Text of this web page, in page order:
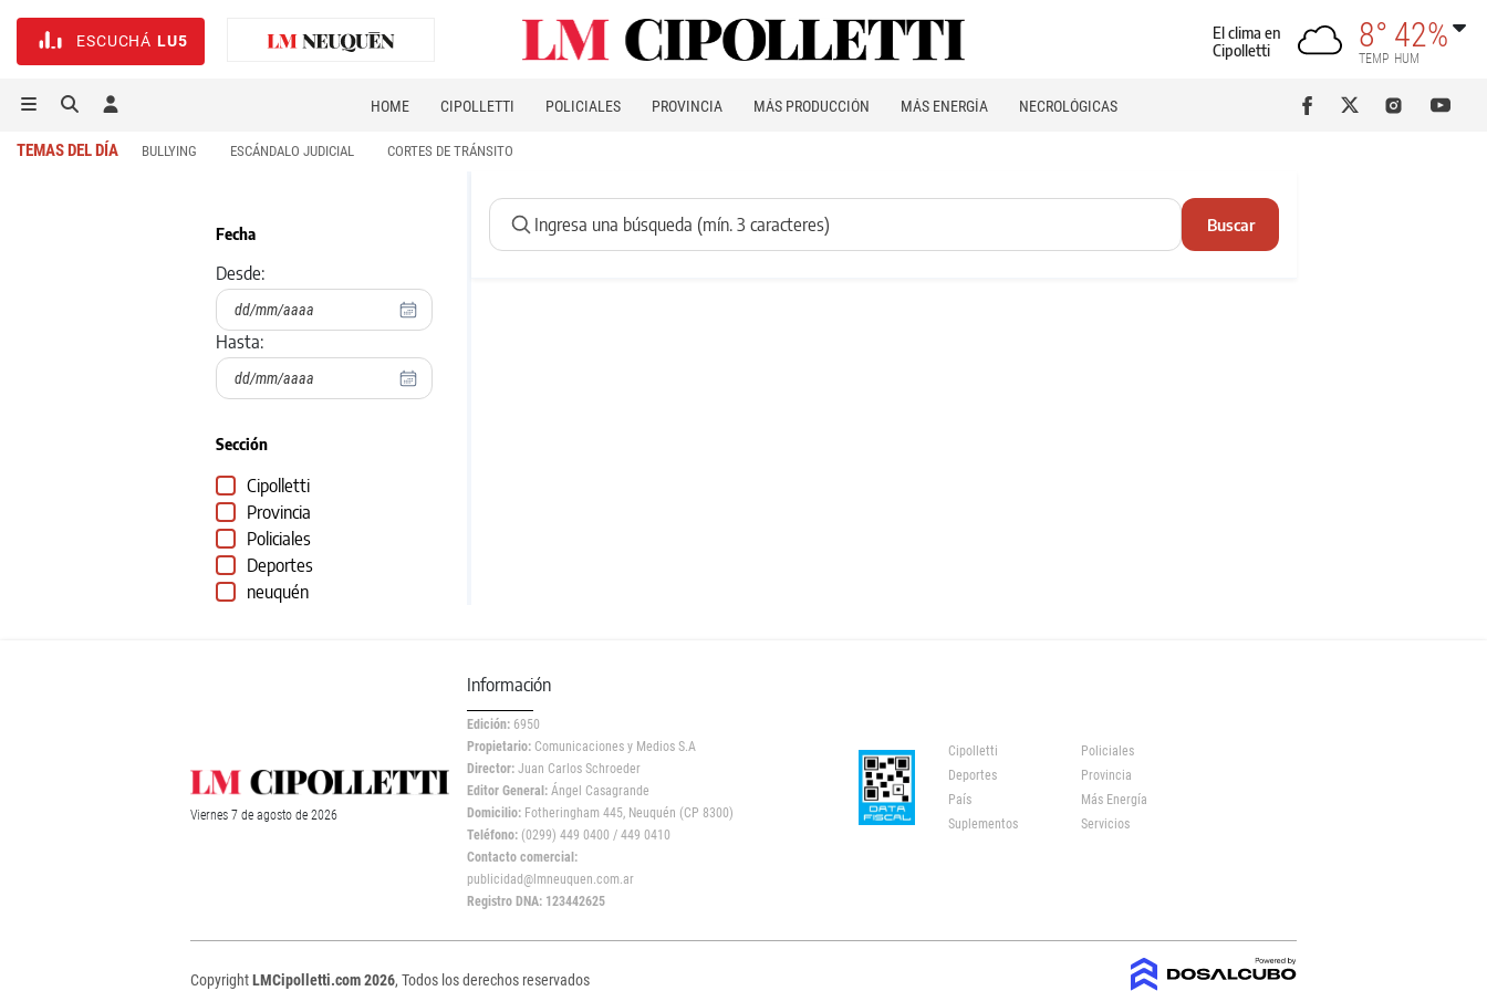
ESCUCHÁ LU5
El clima en
Cipolletti
8°
TEMP
42%
HUM
HOME CIPOLLETTI POLICIALES PROVINCIA MÁS PRODUCCIÓN MÁS ENERGÍA NECROLÓGICAS
TEMAS DEL DÍA BULLYING ESCÁNDALO JUDICIAL CORTES DE TRÁNSITO
Fecha
Desde:
Hasta:
Sección
Cipolletti
Provincia
Policiales
Deportes
neuquén
Buscar
Viernes 7 de agosto de 2026
Información
Edición: 6950
Propietario: Comunicaciones y Medios S.A
Director: Juan Carlos Schroeder
Editor General: Ángel Casagrande
Domicilio: Fotheringham 445, Neuquén (CP 8300)
Teléfono: (0299) 449 0400 / 449 0410
Contacto comercial:
publicidad@lmneuquen.com.ar
Registro DNA: 123442625
Cipolletti
Policiales
Deportes
Provincia
País
Más Energía
Suplementos
Servicios
CopyrightLMCipolletti.com 2026, Todos los derechos reservados